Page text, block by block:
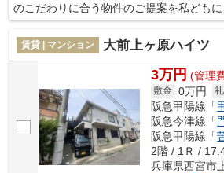
のこだわりに合う物件のご提案を私どもに
賃貸 | マンション 大前上ヶ原ハイツ
3万円 (管理
敷金 0万円
阪急甲陽線「
阪急今津線「
阪急甲陽線「
2階 / 1Ｒ /
兵庫県西宮市